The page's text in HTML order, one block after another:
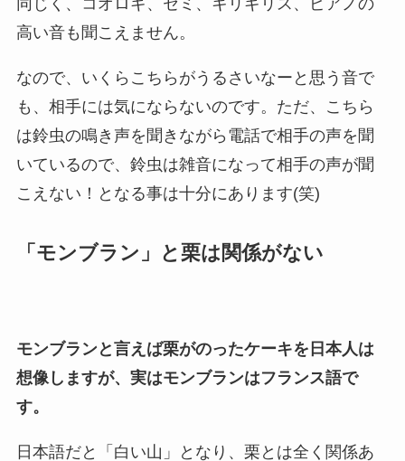
高い音も聞こえません。
なので、いくらこちらがうるさいなーと思う音で
も、相手には気にならないのです。ただ、こちら
は鈴虫の鳴き声を聞きながら電話で相手の声を聞
いているので、鈴虫は雑音になって相手の声が聞
こえない！となる事は十分にあります(笑)
「モンブラン」と栗は関係がない
モンブランと言えば栗がのったケーキを日本人は
想像しますが、実はモンブランはフランス語で
す。
日本語だと「白い山」となり、栗とは全く関係あ